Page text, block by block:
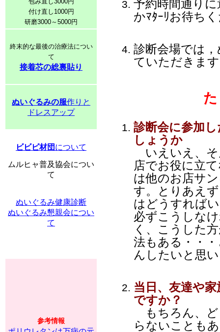
付け直し1000円
研磨3000～5000円
終末的な最後の治療法につい
て
接着芯の総裏貼り
ぬいぐるみの服作りと
ドレスアップ
ビビビ材団 について
ムルヒャ普及協会につい
て
ぬいぐるみ健康診断
ぬいぐるみ懇親会につい
て
参考情報
予約時間通り
かﾏﾀｰﾘお待ち
診断会場では
ていただきま
診断会に参加
しょうか
いえいえ、そ
店でお役に立
は他のお店サ
す。とりあえ
はどうすれば
必ずこうしな
く、こうした
法もある・・
んしたいと思
当日、友達や
ですか？
もちろん、
らないことも